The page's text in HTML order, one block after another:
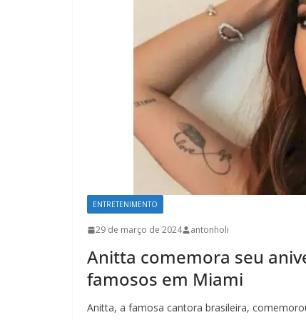
ENTRETENIMENTO
29 de março de 2024 antonholi
Anitta comemora seu
famosos em Miami
Anitta, a famosa cantora brasileira,